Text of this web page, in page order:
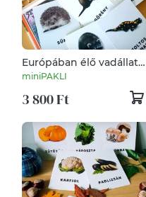
Európában élő vadállatok
tanulókártya
miniPAKLI
3 800 Ft